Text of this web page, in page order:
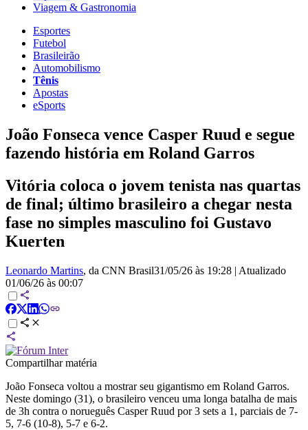
Viagem & Gastronomia
Esportes
Futebol
Brasileirão
Automobilismo
Tênis
Apostas
eSports
João Fonseca vence Casper Ruud e segue
fazendo história em Roland Garros
Vitória coloca o jovem tenista nas quartas
de final; último brasileiro a chegar nesta
fase no simples masculino foi Gustavo
Kuerten
Leonardo Martins, da CNN Brasil31/05/26 às 19:28 | Atualizado
01/06/26 às 00:07
Compartilhar matéria
João Fonseca voltou a mostrar seu gigantismo em Roland Garros.
Neste domingo (31), o brasileiro venceu uma longa batalha de mais
de 3h contra o norueguês Casper Ruud por 3 sets a 1, parciais de 7-
5, 7-6 (10-8), 5-7 e 6-2.